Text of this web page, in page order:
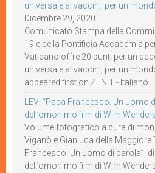
universale ai vaccini, per un
Dicembre 29, 2020
Comunicato Stampa della
19 e della Pontificia Accademia
Vaticano offre 20 punti per un
universale ai vaccini, per un
appeared first on ZENIT - Italiano.
LEV: “Papa Francesco. Un uomo
dell’omonimo film di Wim
Volume fotografico a cura di
Viganò e Gianluca della Maggiore
Francesco. Un uomo di parola”,
dell’omonimo film di Wim